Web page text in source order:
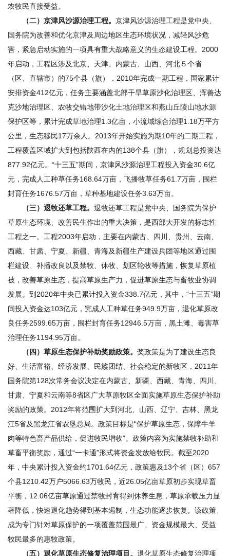
农牧民直接受益。
（二）京津风沙源治理工程。 京津风沙源治理工程是党中央、
国务院为改善和优化京津及周边地区生态环境状况，减轻风沙危
害，紧急启动实施的一项具有重大战略意义的生态建设工程。2000
年启动，工程区涉及北京、天津、内蒙古、山西、河北５个省
（区、直辖市）的75个县（旗），2010年完成一期工程，国家累计
安排资金412亿元，任务主要涵盖北部干旱草原沙化治理区、浑善达
克沙地治理区、农牧交错地带沙化土地治理区和燕山丘陵山地水源
保护区等，累计完成草地治理1.3亿亩，小流域综合治理1.18万平方
公里，生态移民17万余人。2013年开始实施为期10年的二期工程，
工程覆盖区域扩大到包括陕西在内的138个县（旗），规划总投资达
877.92亿元。“十三五”期间，京津风沙源治理工程投入资金30.6亿
元，完成人工种草任务168.64万亩，飞播牧草任务61.7万亩，围栏
封育任务1676.57万亩，草种基地建设任务3.63万亩。
（三）退牧还草工程。 退牧还草工程是党中央、国务院为保护
草原生态环境、改善民生作出的重大决策，是西部大开发的标志性
工程之一。工程2003年启动，主要在内蒙古、四川、贵州、云南、
西藏、甘肃、宁夏、新疆、青海及新疆生产建设兵团等地区通过围
栏建设、补播改良以及禁牧、休牧、划区轮牧等措施，恢复草原植
被，改善草原生态，提高草原生产力，促进草原生态与畜牧业协调
发展。到2020年中央已累计投入资金338.7亿元，其中，“十三五”期
间投入资金达103亿元，完成人工种草任务949.9万亩，退化草原改
良任务2599.65万亩，围栏封育任务12946.5万亩，黑土滩、毒害草
治理任务1194.95万亩。
（四）草原生态保护补助奖励政策。 奖政策是为了建设生态良
好、生活富裕、经济发展、民族团结、社会稳定的新牧区，2011年
国务院第128次常务会议决定在内蒙古、新疆、西藏、青海、四川、
甘肃、宁夏和云南等8省区广大草原牧区全面实施草原生态保护补助
奖励的政策。2012年将范围扩大到河北、山西、辽宁、吉林、黑龙
江5省及黑龙江省农垦总局。政策目标是“保护草原生态，保障牛羊
肉等特色畜产品供给，促进牧民增收”。政策内容为实施禁牧补助和
草畜平衡奖励，通过“一卡通”形式将资金发放给牧民。截至2020
年，中央累计投入资金约1701.64亿元，政策惠及13个省（区）657
个县1210.42万户5066.63万牧民，近26.05亿亩草原初步实现草畜
平衡，12.06亿亩草原通过禁牧封育得到休养生息，草原承载压力显
著降低，快速退化趋势得到基本遏制，生态功能逐步恢复。该政策
成为专门针对草原保护的一项覆盖范围最广、资金规模最大、受益
牧民最多的惠牧政策。
（五）退化草原生态修复治理项目。 退化草原生态修复治理项